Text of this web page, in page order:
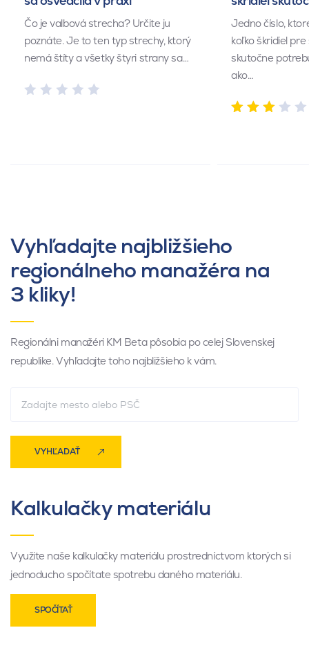
Čo je valbová strecha? Určite ju
poznáte. Je to ten typ strechy, ktorý
nemá štíty a všetky štyri strany sa…
Jedno číslo,
koľko škridiel
skutočne
ako…
Vyhľadajte najbližšieho
regionálneho manažéra na
3 kliky!
Regionálni manažéri KM Beta pôsobia po celej Slovenskej
republike. Vyhľadajte toho najbližšieho k vám.
VYHĽADAŤ
Kalkulačky materiálu
Využite naše kalkulačky materiálu prostredníctvom ktorých si
jednoducho spočítate spotrebu daného materiálu.
SPOČÍTAŤ